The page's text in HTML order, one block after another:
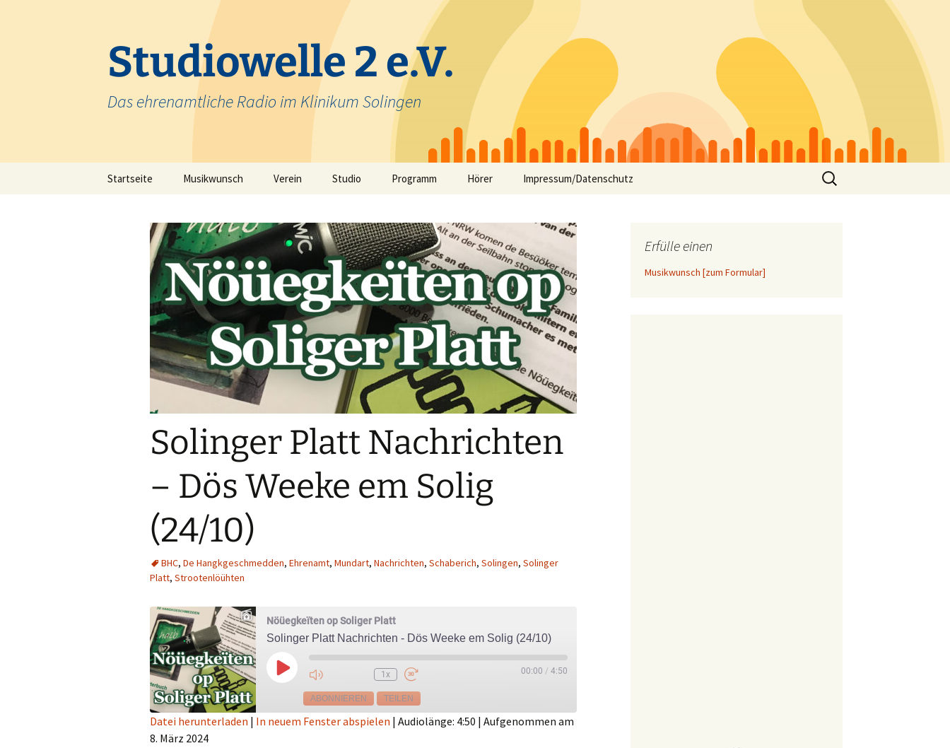
Studiowelle 2 e.V.
Das ehrenamtliche Radio im Klinikum Solingen
Startseite Musikwunsch Verein
Krankenhausfunk
Studio Programm
Platt – aktuelle Mundart
Jeck im Klinikum
TV-Angebot
Hörer Impressum/Datenschutz
Suchen
nach:
Solinger Platt Nachrichten
– Dös Weeke em Solig
(24/10)
BHC, De Hangkgeschmedden, Ehrenamt, Mundart, Nachrichten, Schaberich, Solingen, Solinger
Platt, Strootenlöühten
Nöüegkeïten op Soliger Platt
Solinger Platt Nachrichten - Dös Weeke em Solig (24/10)
Play
Episode
1x 00:00 / 4:50
ABONNIEREN TEILEN
TEILEN
Datei herunterladen | In neuem Fenster abspielen | Audiolänge: 4:50 | Aufgenommen am
8. März 2024
Erfülle einen
Musikwunsch [zum Formular]